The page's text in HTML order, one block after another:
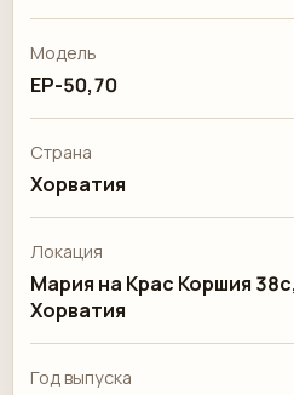
Модель
EP-50,70
Страна
Хорватия
Локация
Мария на Крас Коршия
Хорватия
Год выпуска